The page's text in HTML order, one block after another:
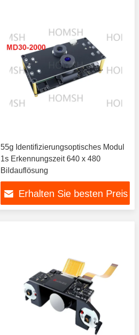
55g Identifizierungsoptisches Modul
1s Erkennungszeit 640 x 480
Bildauflösung
Erhalten Sie besten Preis